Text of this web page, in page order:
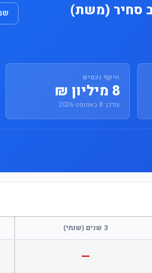
סחיר (משת)
היקף נכסים
8 מיליון ₪
עודכן: 8 באוגוסט 2026
3 שנים (שנתי)
—